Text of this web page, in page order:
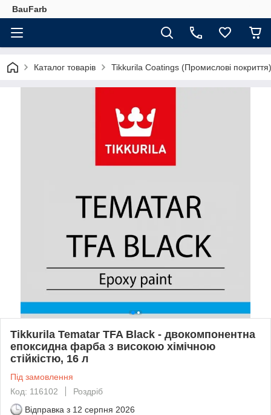
BauFarb
Каталог товарів Tikkurila Coatings (Промислові покриття)
Tikkurila Tematar TFA Black - двокомпонентна
епоксидна фарба з високою хімічною
стійкістю, 16 л
Під замовлення
Код: 116102
Роздріб
Відправка з 12 серпня 2026